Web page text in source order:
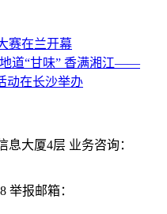
赛在兰开幕
地道“甘味” 香满湘江——
动在长沙举办
大厦4层 业务咨询：
举报邮箱：